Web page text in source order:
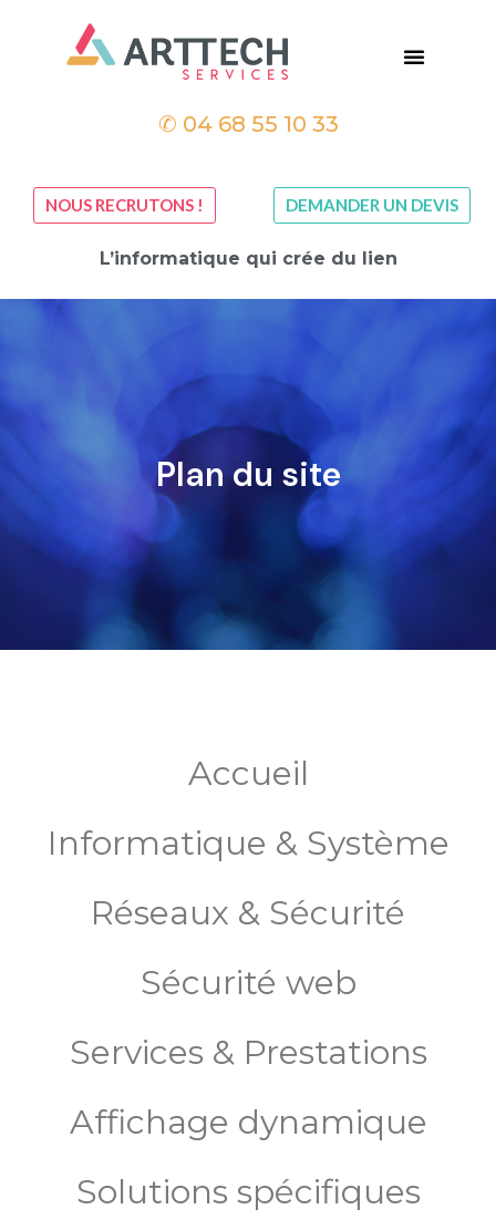
✆ 04 68 55 10 33
NOUS RECRUTONS ! DEMANDER UN DEVIS
L’informatique qui crée du lien
Plan du site
Accueil
Informatique & Système
Réseaux & Sécurité
Sécurité web
Services & Prestations
Affichage dynamique
Solutions spécifiques